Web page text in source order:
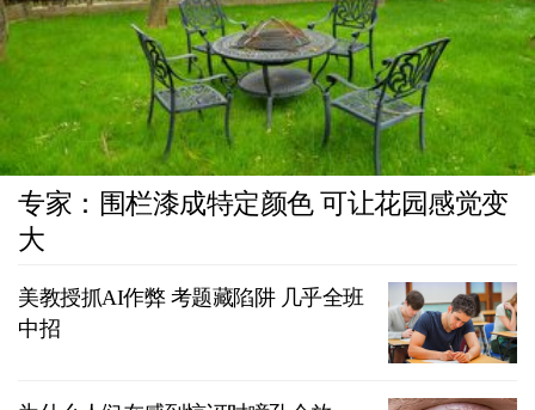
专家：围栏漆成特定颜色 可让花园感觉变
大
美教授抓AI作弊 考题藏陷阱 几乎全班
中招